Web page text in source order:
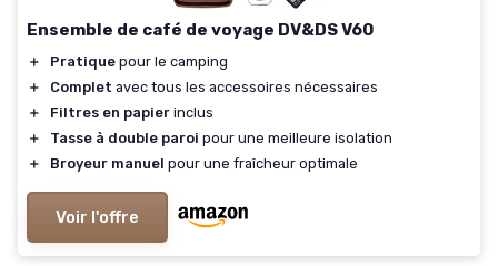
Ensemble de café de voyage DV&DS V60
＋ Pratique pour le camping
＋
Complet avec tous les accessoires nécessaires
＋
Filtres en papier inclus
＋
Tasse à double paroi pour une meilleure isolation
＋
Broyeur manuel pour une fraîcheur optimale
Voir l'offre